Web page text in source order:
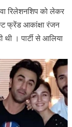
रिलेशनशिप को लेकर
फ्रेंड आकांक्षा रंजन
थी । पार्टी से आलिया